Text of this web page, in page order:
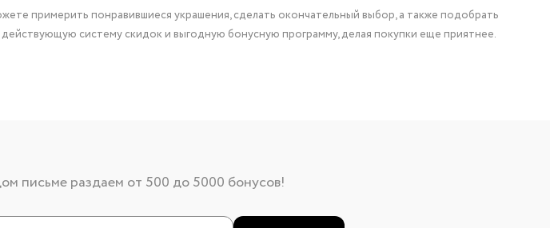
примерить понравившиеся украшения, сделать окончательный выбор, а также подобрать
систему скидок и выгодную бонусную программу, делая покупки еще приятнее.
письме раздаем от 500 до 5000 бонусов!